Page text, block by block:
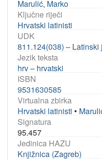
Marulić, Marko
Ključne riječi
Hrvatski latinisti
UDK
811.124(038) – Latinski
Jezik teksta
hrv – hrvatski
ISBN
9531630585
Virtualna zbirka
Hrvatski latinisti •
Signatura
95.457
Jedinica HAZU
Knjižnica (Zagreb)